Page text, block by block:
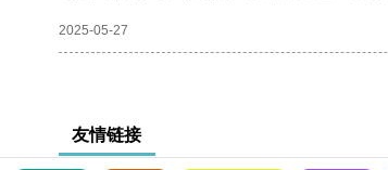
2025-05-27
友情链接